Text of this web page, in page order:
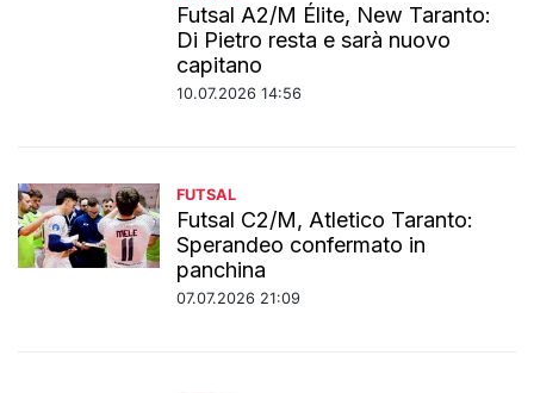
Futsal A2/M Élite, New Taranto:
Di Pietro resta e sarà nuovo
capitano
10.07.2026 14:56
FUTSAL
Futsal C2/M, Atletico Taranto:
Sperandeo confermato in
panchina
07.07.2026 21:09